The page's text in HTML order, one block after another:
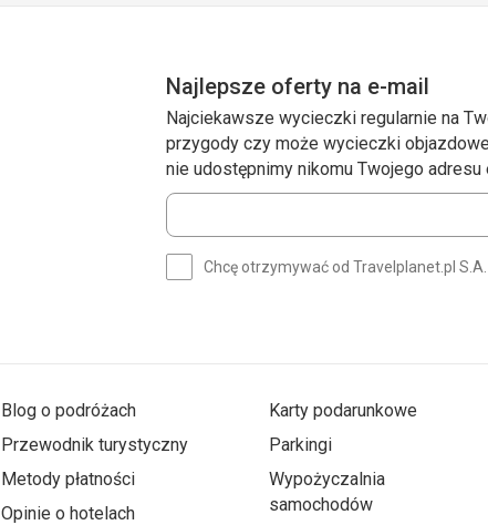
Najlepsze oferty na e-mail
Najciekawsze wycieczki regularnie na
przygody czy może wycieczki
nie udostępnimy nikomu Twojego adresu
Wprowadź
swój
Chcę otrzymywać od Travelplanet.pl
Blog o podróżach
Przewodnik turystyczny
Metody płatności
Opinie o hotelach
Karty podarunkowe
Parkingi
Wypożyczalnia
samochodów